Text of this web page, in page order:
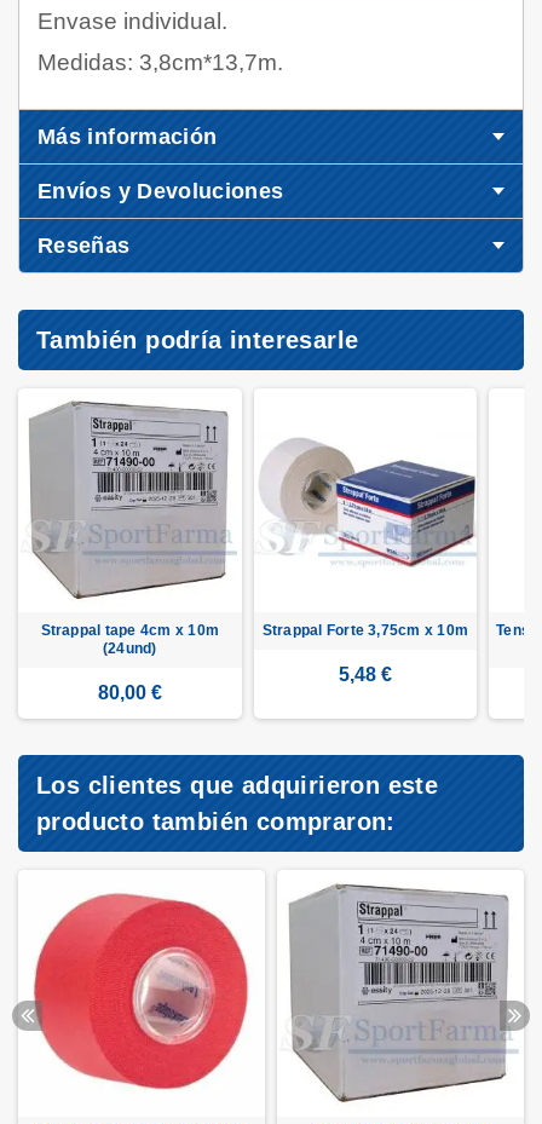
Envase individual.
Medidas: 3,8cm*13,7m.
Más información
Envíos y Devoluciones
Reseñas
También podría interesarle
Strappal tape 4cm x 10m
(24und)
80,00 €
Strappal Forte 3,75cm x 10m
5,48 €
Los clientes que adquirieron este
producto también compraron: